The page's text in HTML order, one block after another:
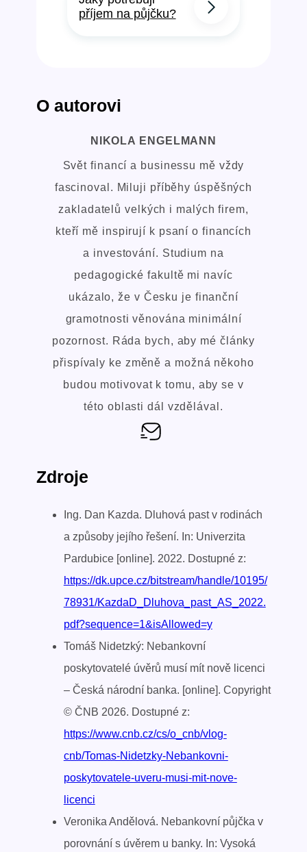
příjem na půjčku?
O autorovi
NIKOLA ENGELMANN
Svět financí a businessu mě vždy
fascinoval. Miluji příběhy úspěšných
zakladatelů velkých i malých firem,
kteří mě inspirují k psaní o financích
a investování. Studium na
pedagogické fakultě mi navíc
ukázalo, že v Česku je finanční
gramotnosti věnována minimální
pozornost. Ráda bych, aby mé články
přispívaly ke změně a možná někoho
budou motivovat k tomu, aby se v
této oblasti dál vzdělával.
Zdroje
Ing. Dan Kazda. Dluhová past v rodinách
a způsoby jejího řešení. In: Univerzita
Pardubice [online]. 2022. Dostupné z:
https://dk.upce.cz/bitstream/handle/10195/
78931/KazdaD_Dluhova_past_AS_2022.
pdf?sequence=1&isAllowed=y
Tomáš Nidetzký: Nebankovní
poskytovatelé úvěrů musí mít nově licenci
– Česká národní banka. [online]. Copyright
© ČNB 2026. Dostupné z:
https://www.cnb.cz/cs/o_cnb/vlog-
cnb/Tomas-Nidetzky-Nebankovni-
poskytovatele-uveru-musi-mit-nove-
licenci
Veronika Andělová. Nebankovní půjčka v
porovnání s úvěrem u banky. In: Vysoká